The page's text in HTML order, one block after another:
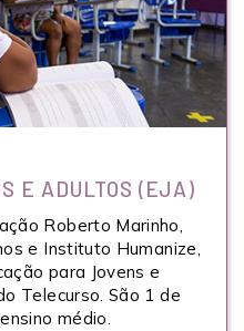
E ADULTOS (EJA)
Roberto Marinho,
e Instituto Humanize,
para Jovens e
Telecurso. São 1 de
médio.